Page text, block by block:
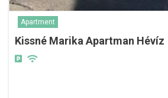
Apartment
Kissné Marika Apartman Hévíz